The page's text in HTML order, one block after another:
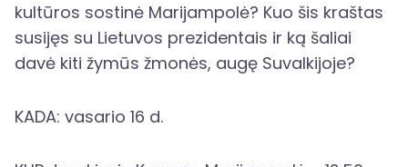
kultūros sostinė Marijampolė? Kuo šis kraštas
susijęs su Lietuvos prezidentais ir ką šaliai
davė kiti žymūs žmonės, augę Suvalkijoje?
KADA: vasario 16 d.